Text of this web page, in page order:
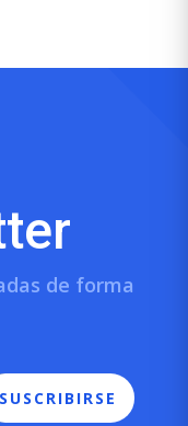
de forma
SUSCRIBIRSE